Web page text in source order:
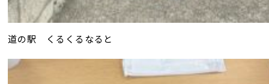
道の駅 くるくるなると